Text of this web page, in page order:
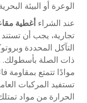
الوعرة أو البيئة
عند الشراء أغطية
تجارية، يجب أن تستند
التآكل المحددة
ذات الصلة بأسطولك.
موادًا تتمتع بمقاومة
تستفيد المركبات
الحرارة من مواد